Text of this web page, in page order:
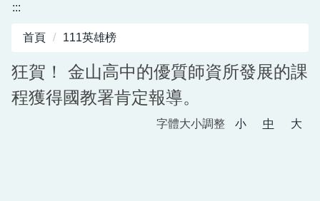
:::
首頁 111英雄榜
狂賀！ 金山高中的優質師資所發展的課
程獲得國教署肯定報導。
字體大小調整 小 中 大